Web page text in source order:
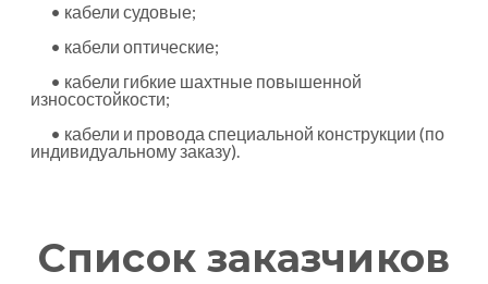
• кабели судовые;
• кабели оптические;
• кабели гибкие шахтные повышенной
износостойкости;
• кабели и провода специальной конструкции (по
индивидуальному заказу).
Список заказчиков